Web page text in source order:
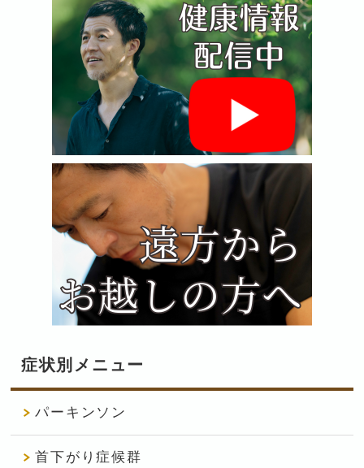
症状別メニュー
パーキンソン
首下がり症候群